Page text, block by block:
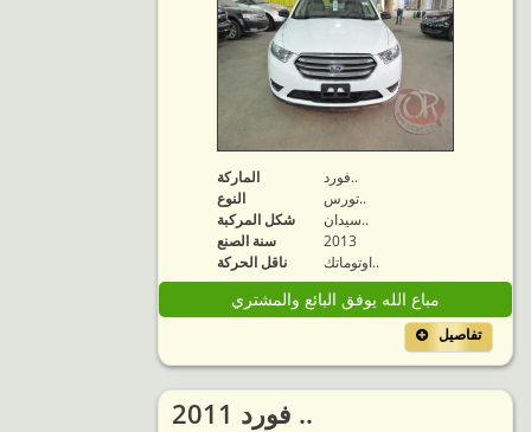
الماركة
فورد..
النوع
تورس..
شكل المركبة
سيدان..
سنة الصنع
2013
ناقل الحركة
اوتوماتك..
مباع الله يوفق البائع والمشتري
تفاصيل
2011 فورد ..